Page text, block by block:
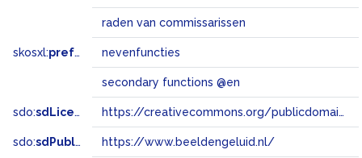
raden van commissarissen
skosxl:prefLabel nevenfuncties
secondary functions @en
sdo:sdLicense https://creativecommons.org/publicdomain/zero/1.0/
sdo:sdPublisher https://www.beeldengeluid.nl/